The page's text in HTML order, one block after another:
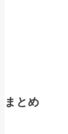
まとめ